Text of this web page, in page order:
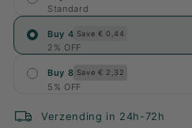
Standard
Buy 4 Save € 0,44
2% OFF
Buy 8 Save € 2,32
5% OFF
Verzending in 24h-72h